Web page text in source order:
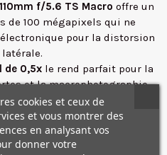
110mm f/5.6 TS Macro offre un
de 100 mégapixels qui ne
pour la distorsion
de 0,5x le rend parfait pour la
et la macrophotographie.
et +/-10° d'inclinaison
plus de contrôle sur votre
de champ.
90° et 0° avec des clics tous
cookies et ceux de
et vous montrer des
en analysant vos
donner votre
✕